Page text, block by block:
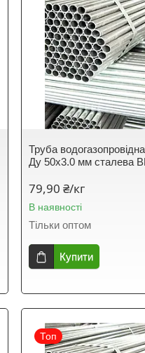
Труба
Ду 50х3.0 мм сталева
79,90 ₴/кг
В наявності
Тільки оптом
Купити
Топ